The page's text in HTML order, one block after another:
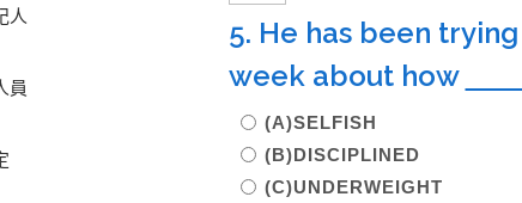
人
員
5. He has been
week about how
(A)SELFISH
(B)DISCIPLINED
(C)UNDERWEIGHT